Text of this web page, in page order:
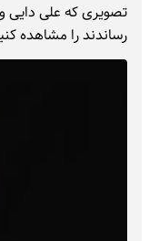
تصویری که علی دایی
رساندند را مشاهده